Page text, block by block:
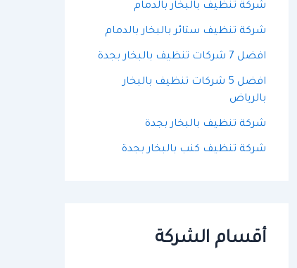
شركة تنظيف بالبخار بالدمام
شركة تنظيف ستائر بالبخار بالدمام
افضل 7 شركات تنظيف بالبخار بجدة
افضل 5 شركات تنظيف بالبخار
بالرياض
شركة تنظيف بالبخار بجدة
شركة تنظيف كنب بالبخار بجدة
أقسام الشركة